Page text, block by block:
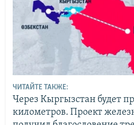
ЧИТАЙТЕ ТАКЖЕ:
Через Кыргызстан будет
километров. Проект